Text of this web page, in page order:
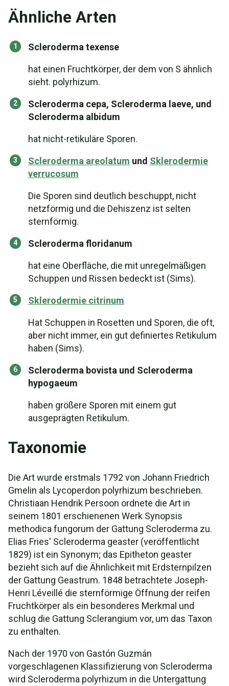
Ähnliche Arten
Scleroderma texense
hat einen Fruchtkörper, der dem von S ähnlich
sieht. polyrhizum.
Scleroderma cepa, Scleroderma laeve, und
Scleroderma albidum
hat nicht-retikuläre Sporen.
Scleroderma areolatum und Sklerodermie
verrucosum
Die Sporen sind deutlich beschuppt, nicht
netzförmig und die Dehiszenz ist selten
sternförmig.
Scleroderma floridanum
hat eine Oberfläche, die mit unregelmäßigen
Schuppen und Rissen bedeckt ist (Sims).
Sklerodermie citrinum
Hat Schuppen in Rosetten und Sporen, die oft,
aber nicht immer, ein gut definiertes Retikulum
haben (Sims).
Scleroderma bovista und Scleroderma
hypogaeum
haben größere Sporen mit einem gut
ausgeprägten Retikulum.
Taxonomie
Die Art wurde erstmals 1792 von Johann Friedrich
Gmelin als Lycoperdon polyrhizum beschrieben.
Christiaan Hendrik Persoon ordnete die Art in
seinem 1801 erschienenen Werk Synopsis
methodica fungorum der Gattung Scleroderma zu.
Elias Fries' Scleroderma geaster (veröffentlicht
1829) ist ein Synonym; das Epitheton geaster
bezieht sich auf die Ähnlichkeit mit Erdsternpilzen
der Gattung Geastrum. 1848 betrachtete Joseph-
Henri Léveillé die sternförmige Öffnung der reifen
Fruchtkörper als ein besonderes Merkmal und
schlug die Gattung Sclerangium vor, um das Taxon
zu enthalten.
Nach der 1970 von Gastón Guzmán
vorgeschlagenen Klassifizierung von Scleroderma
wird Scleroderma polyrhizum in die Untergattung